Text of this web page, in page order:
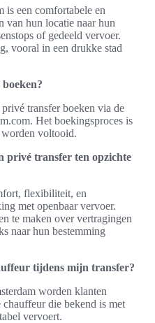
is een comfortabele en
van hun locatie naar hun
of gedeeld vervoer.
vooral in een drukke stad
transfer boeken via de
Het boekingsproces is
voltooid.
privé transfer ten opzichte
flexibiliteit, en
met openbaar vervoer.
te maken over vertragingen
naar hun bestemming
tijdens mijn transfer?
worden klanten
die bekend is met
vervoert.